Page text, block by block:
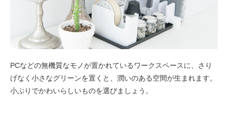
PCなどの無機質なモノが置かれているワークスペースに、さり
げなく小さなグリーンを置くと、潤いのある空間が生まれます。
小ぶりでかわいらしいものを選びましょう。